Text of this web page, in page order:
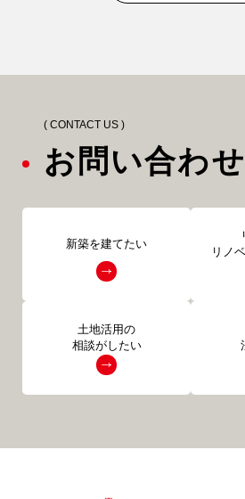
( CONTACT US )
お問い合わせ
新築を建てたい
リノ
土地活用の
相談がしたい